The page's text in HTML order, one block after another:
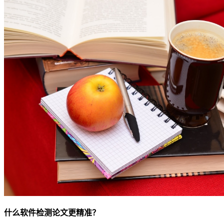
什么软件检测论文更精准？